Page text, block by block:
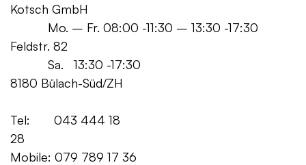
Kotsch GmbH
Mo. – Fr. 08:00 -11:30 – 13:30 -17:30
Feldstr. 82
Sa. 13:30 -17:30
8180 Bülach-Süd/ZH
Tel: 043 444 18
28
Mobile: 079 789 17 36